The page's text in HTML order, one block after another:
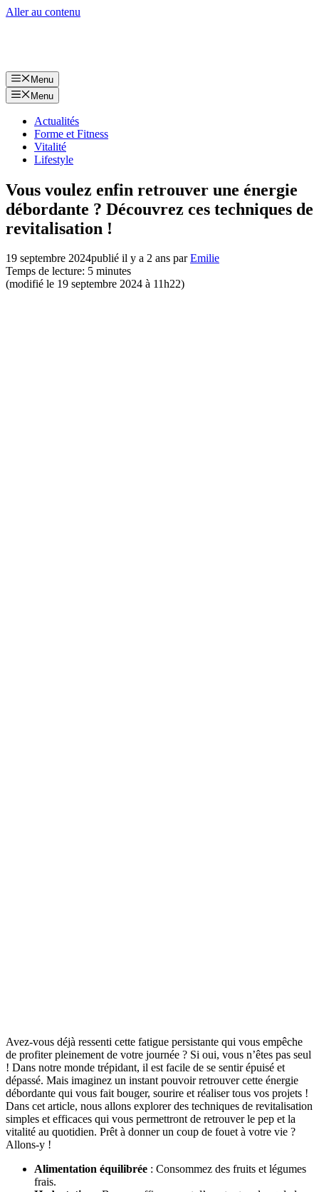
Aller au contenu
Menu
Menu
Actualités
Forme et Fitness
Vitalité
Lifestyle
Vous voulez enfin retrouver une énergie
débordante ? Découvrez ces techniques de
revitalisation !
19 septembre 2024publié il y a 2 ans parEmilie
Temps de lecture: 5 minutes
(modifié le 19 septembre 2024 à 11h22)
Avez-vous déjà ressenti cette fatigue persistante qui vous empêche
de profiter pleinement de votre journée ? Si oui, vous n’êtes pas seul
! Dans notre monde trépidant, il est facile de se sentir épuisé et
dépassé. Mais imaginez un instant pouvoir retrouver cette énergie
débordante qui vous fait bouger, sourire et réaliser tous vos projets !
Dans cet article, nous allons explorer des techniques de revitalisation
simples et efficaces qui vous permettront de retrouver le pep et la
vitalité au quotidien. Prêt à donner un coup de fouet à votre vie ?
Allons-y !
Alimentation équilibrée : Consommez des fruits et légumes
frais.